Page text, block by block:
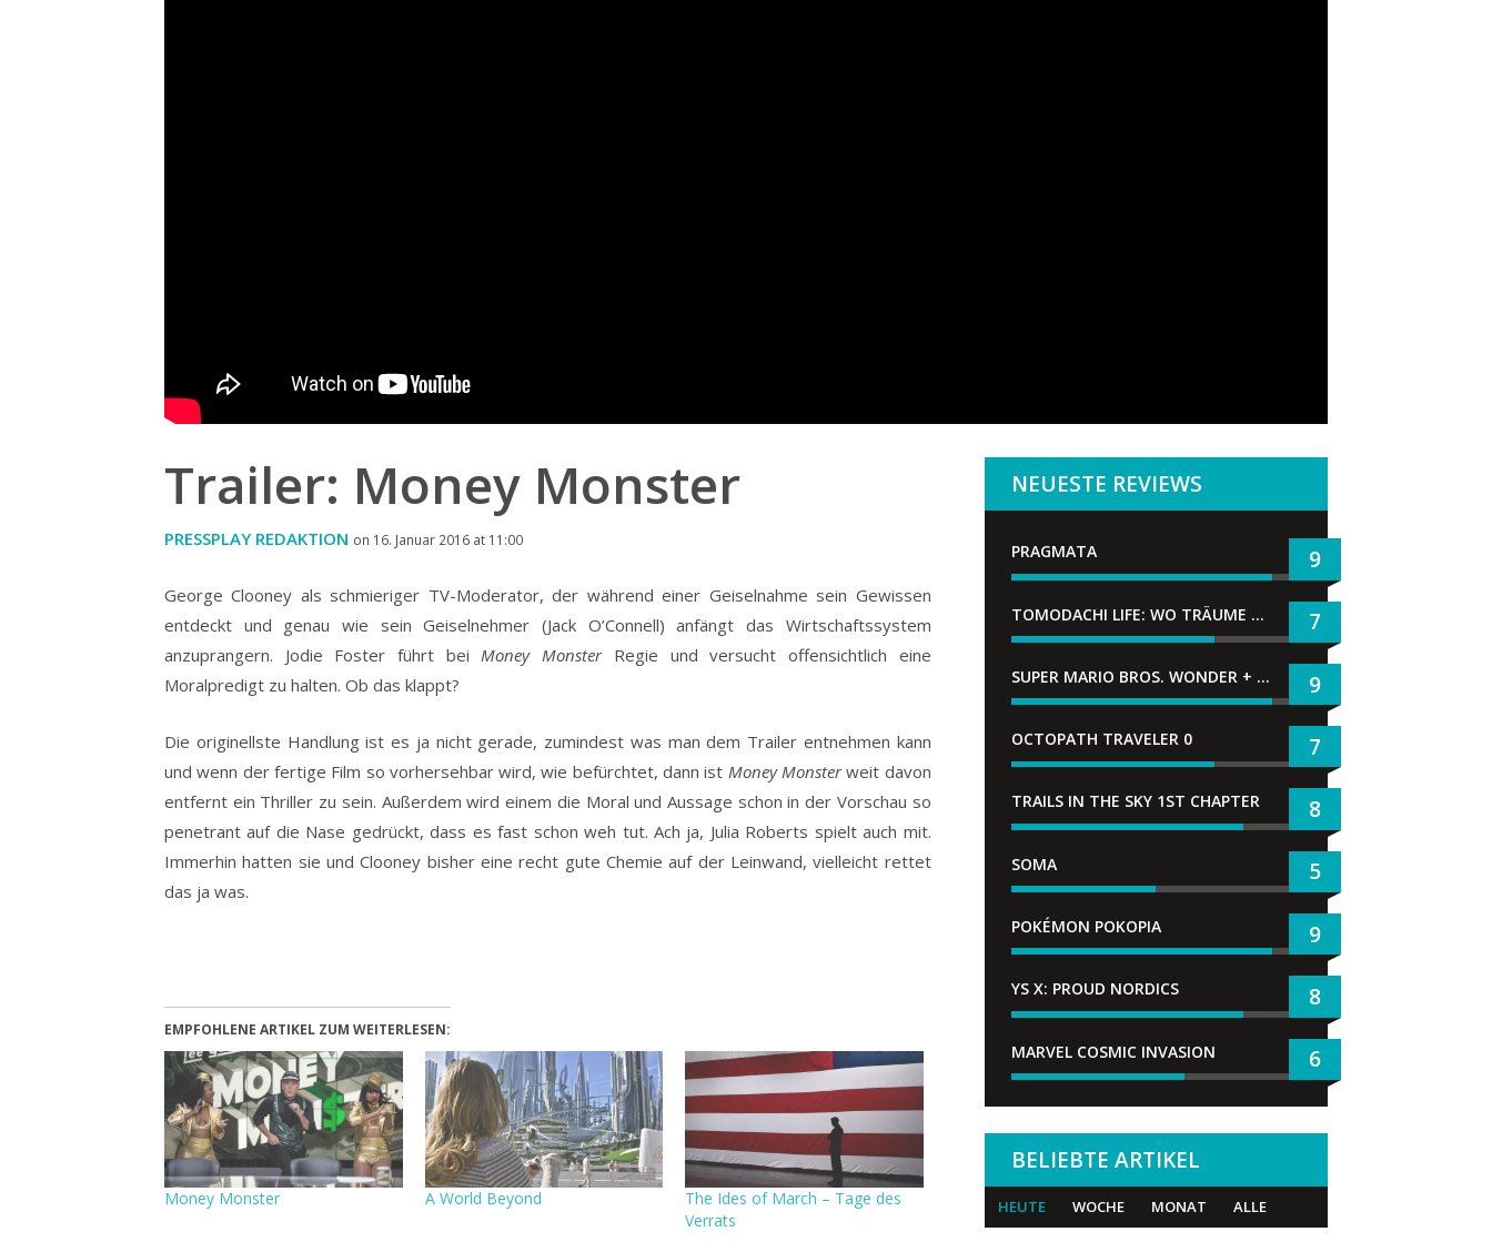
Trailer: Money Monster
PRESSPLAY REDAKTION on 16. Januar 2016 at 11:00
George Clooney als schmieriger TV-Moderator, der während einer Geiselnahme sein Gewissen
entdeckt und genau wie sein Geiselnehmer (Jack O’Connell) anfängt das Wirtschaftssystem
anzuprangern. Jodie Foster führt beiMoney MonsterRegie und versucht offensichtlich eine
Moralpredigt zu halten. Ob das klappt?
Die originellste Handlung ist es ja nicht gerade, zumindest was man dem Trailer entnehmen kann
und wenn der fertige Film so vorhersehbar wird, wie befürchtet, dann ist Money Monsterweit davon
entfernt ein Thriller zu sein. Außerdem wird einem die Moral und Aussage schon in der Vorschau so
penetrant auf die Nase gedrückt, dass es fast schon weh tut. Ach ja, Julia Roberts spielt auch mit.
Immerhin hatten sie und Clooney bisher eine recht gute Chemie auf der Leinwand, vielleicht rettet
das ja was.
EMPFOHLENE ARTIKEL ZUM WEITERLESEN:
Money Monster A World Beyond
The Ides of March – Tage des
Verrats
NEUESTE REVIEWS
PRAGMATA 9
TOMODACHI LIFE: WO TRÄUME WAHR WERDEN 7
SUPER MARIO BROS. WONDER + GEMEINSAM IM BELLABEL-PARK 9
OCTOPATH TRAVELER 0 7
TRAILS IN THE SKY 1ST CHAPTER 8
SOMA 5
POKÉMON POKOPIA 9
YS X: PROUD NORDICS 8
MARVEL COSMIC INVASION 6
BELIEBTE ARTIKEL
HEUTE WOCHE MONAT ALLE